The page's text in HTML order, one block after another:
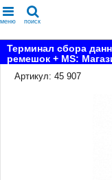
меню поиск
Терминал сбора
ремешок + MS:
Артикул: 45 907